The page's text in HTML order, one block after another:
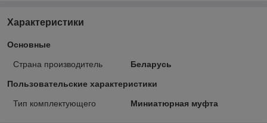
Характеристики
Основные
Страна производитель Беларусь
Пользовательские характеристики
Тип комплектующего Миниатюрная муфта